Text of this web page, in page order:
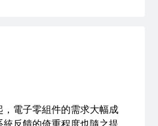
電子零組件的需求大幅成
反饋的倚重程度也隨之提